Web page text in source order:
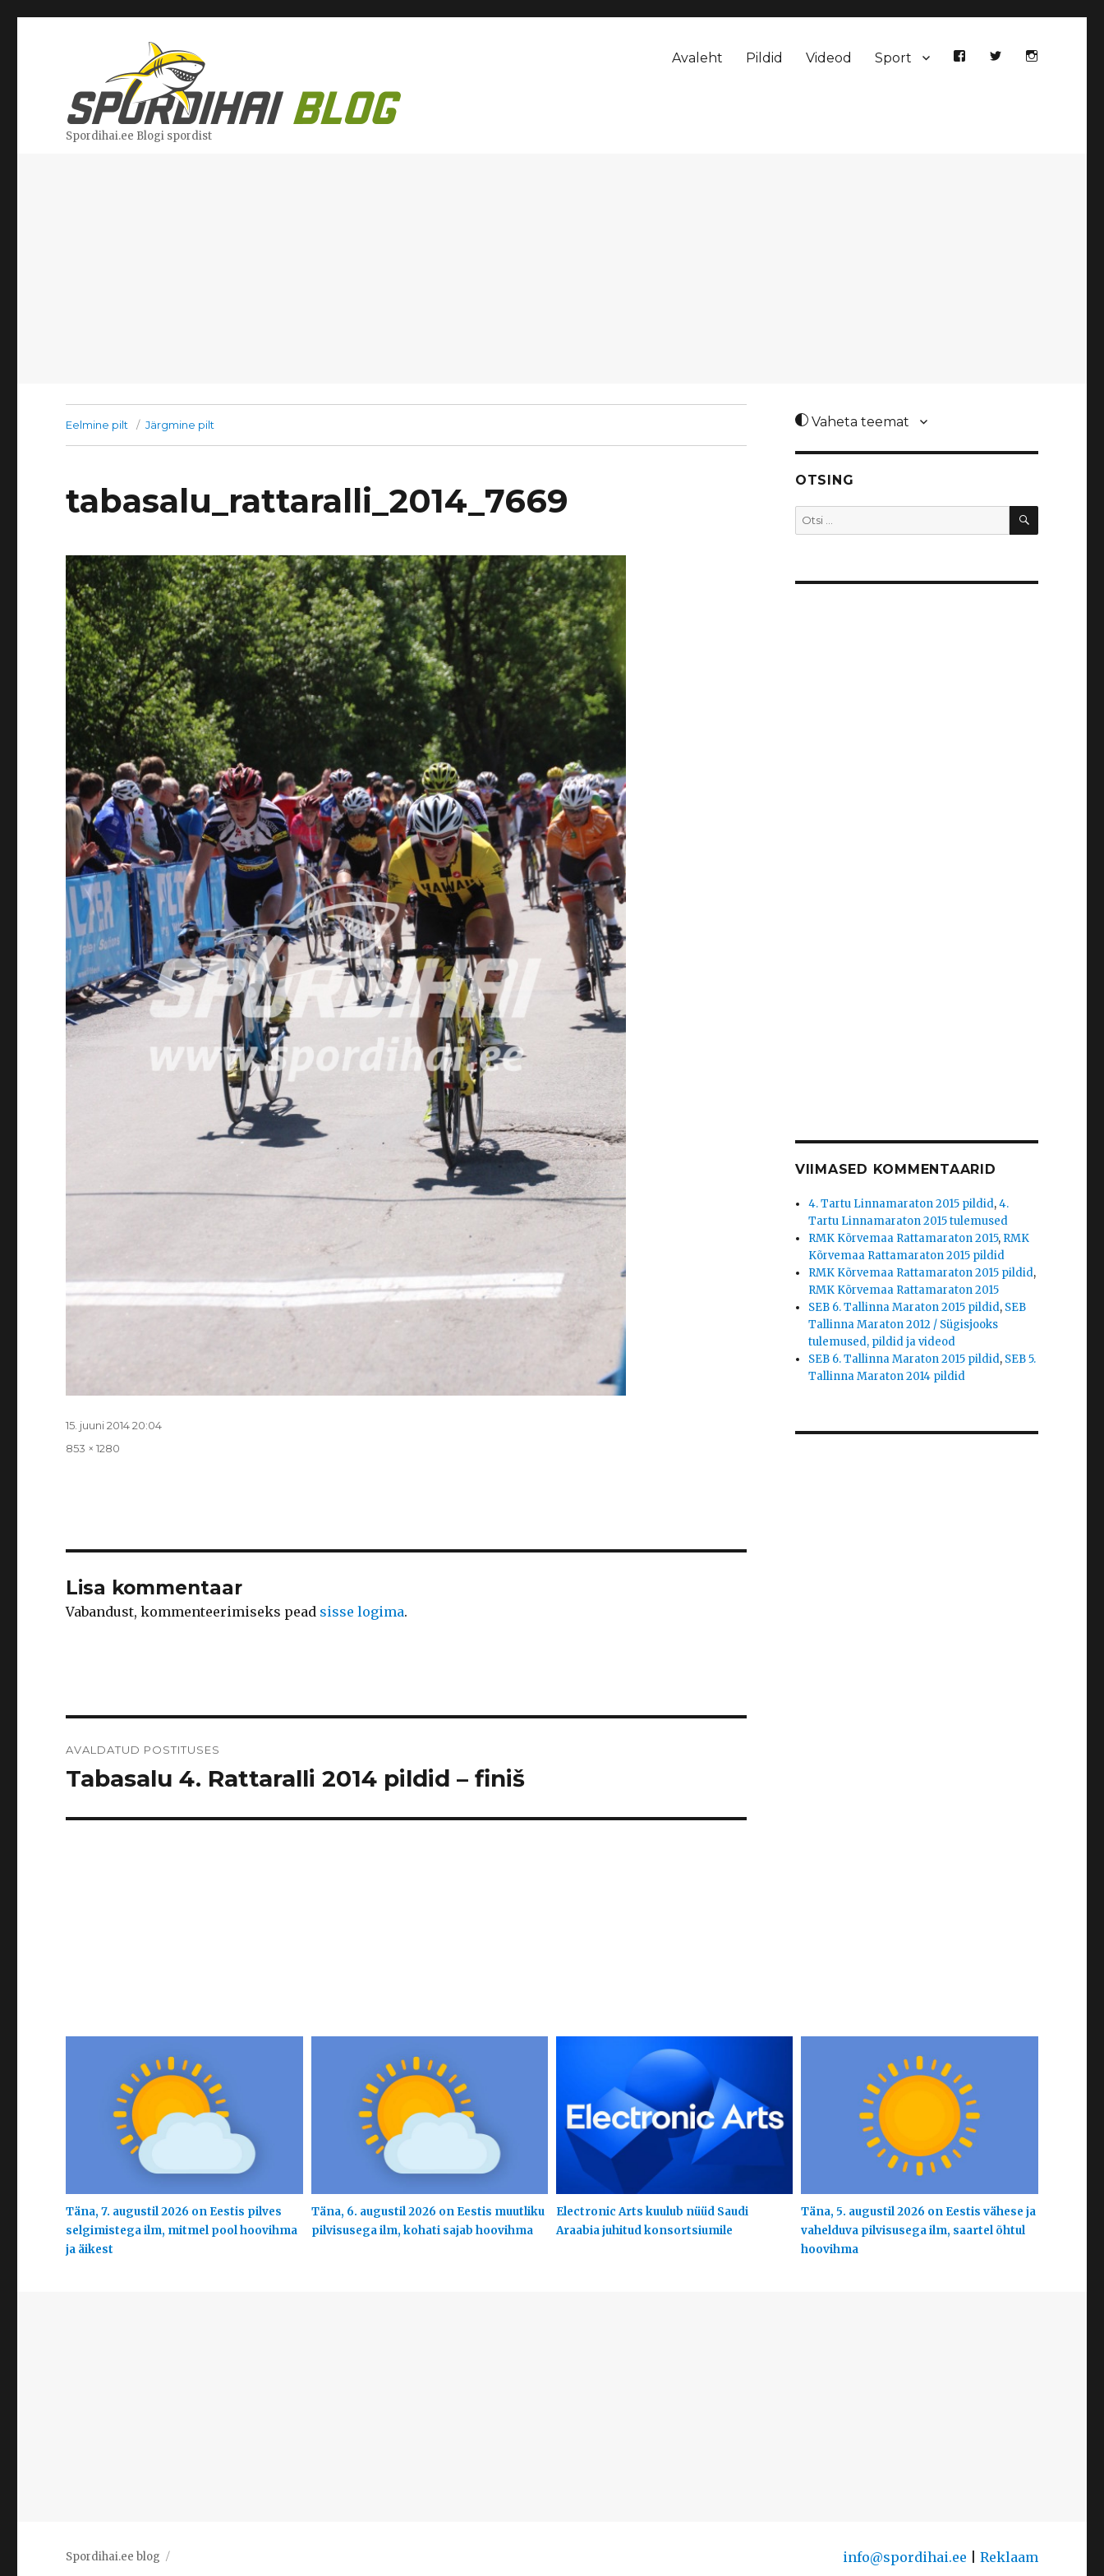
Spordihai.ee Blogi spordist
Avaleht Pildid Videod Sport
Eelmine pilt Järgmine pilt
tabasalu_rattaralli_2014_7669
Postitatud
15. juuni 2014 20:04
Täissuurus
853 × 1280
Lisa kommentaar
Vabandust, kommenteerimiseks pead sisse logima.
AVALDATUD POSTITUSES
Tabasalu 4. Rattaralli 2014 pildid – finiš
Vaheta teemat
OTSING
Otsi: OTSI
VIIMASED KOMMENTAARID
4. Tartu Linnamaraton 2015 pildid,4.
Tartu Linnamaraton 2015 tulemused
RMK Kõrvemaa Rattamaraton 2015, RMK
Kõrvemaa Rattamaraton 2015 pildid
RMK Kõrvemaa Rattamaraton 2015 pildid,
RMK Kõrvemaa Rattamaraton 2015
SEB 6. Tallinna Maraton 2015 pildid, SEB
Tallinna Maraton 2012 / Sügisjooks
tulemused, pildid ja videod
SEB 6. Tallinna Maraton 2015 pildid, SEB 5.
Tallinna Maraton 2014 pildid
Täna, 7. augustil 2026 on Eestis pilves
selgimistega ilm, mitmel pool hoovihma
ja äikest
Täna, 6. augustil 2026 on Eestis muutliku
pilvisusega ilm, kohati sajab hoovihma
Electronic Arts kuulub nüüd Saudi
Araabia juhitud konsortsiumile
Täna, 5. augustil 2026 on Eestis vähese ja
vahelduva pilvisusega ilm, saartel õhtul
hoovihma
Spordihai.ee blog info@spordihai.ee Reklaam